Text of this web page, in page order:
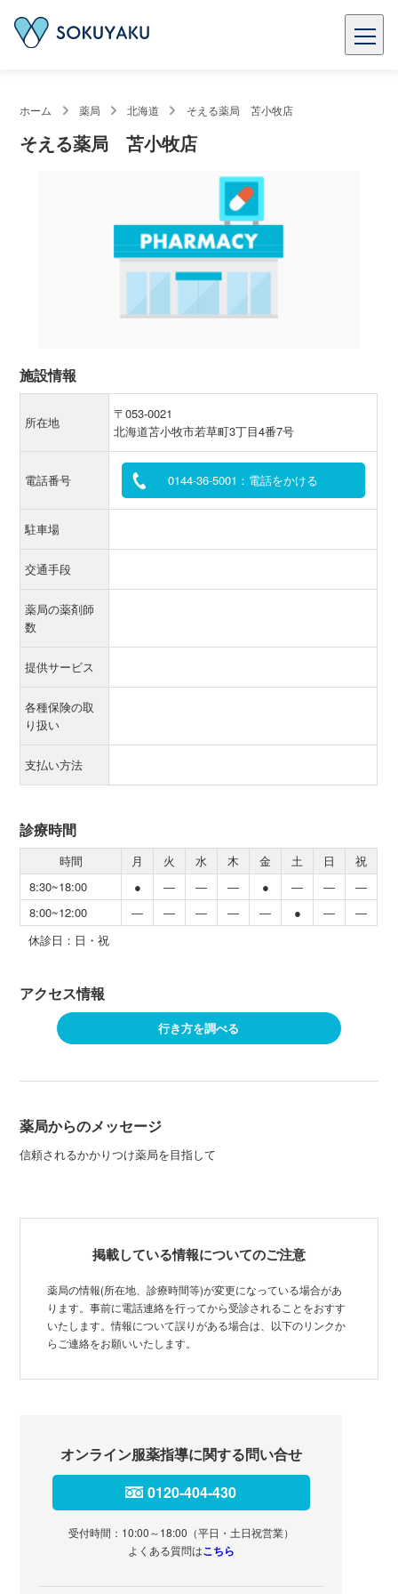
ホーム 薬局 北海道 そえる薬局 苫小牧店
そえる薬局 苫小牧店
施設情報
所在地
〒053-0021
北海道苫小牧市若草町3丁目4番7号
電話番号 0144-36-5001：電話をかける
駐車場
交通手段
薬局の薬剤師
数
提供サービス
各種保険の取
り扱い
支払い方法
診療時間
時間 月 火 水 木 金 土 日
祝
8:30~18:00
● ― ― ― ● ― ―
―
8:00~12:00
― ― ― ― ― ● ―
―
休診日：日・祝
アクセス情報
行き方を調べる
薬局からのメッセージ
信頼されるかかりつけ薬局を目指して
掲載している情報についてのご注意
薬局の情報(所在地、診療時間等)が変更になっている場合があ
ります。事前に電話連絡を行ってから受診されることをおすす
いたします。情報について誤りがある場合は、以下のリンクか
らご連絡をお願いいたします。
オンライン服薬指導に関する問い合せ
0120-404-430
受付時間：10:00～18:00（平日・土日祝営業）
よくある質問はこちら